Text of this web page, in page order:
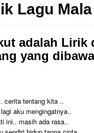
Lagu
adalah Lirik
yang
cerita tentang kita ..
aku mengingatnya..
ini.. masih ada rasa..